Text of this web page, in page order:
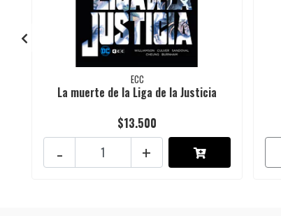
ECC
La muerte de la Liga de la Justicia
$13.500
+
-